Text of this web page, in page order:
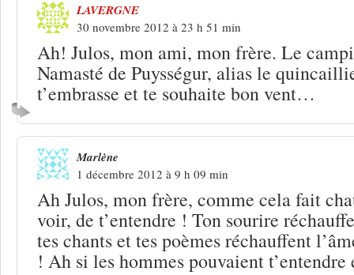
LAVERGNE
30 novembre 2012 à 23 h 51 min
Ah! Julos, mon ami, mon frère. Le
Namasté de Puysségur, alias le
t’embrasse et te souhaite bon vent…
Marlène
1 décembre 2012 à 9 h 09 min
Ah Julos, mon frère, comme cela fait
voir, de t’entendre ! Ton sourire
tes chants et tes poèmes réchauffent
! Ah si les hommes pouvaient